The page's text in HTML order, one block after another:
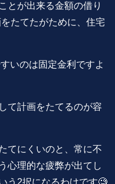
とが出来る金額の借り
たてたがために、住宅
いのは固定金利ですよ
て計画をたてるのが容
てにくいのと、常に不
心理的な疲弊が出てし
う2択になるわけです🧐